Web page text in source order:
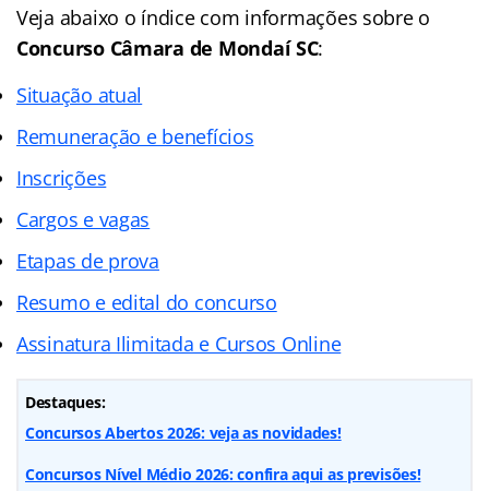
Veja abaixo o índicecom informações sobre o
Concurso Câmara de Mondaí SC:
Situação atual
Remuneração e benefícios
Inscrições
Cargos e vagas
Etapas de prova
Resumo e edital do concurso
Assinatura Ilimitada e Cursos Online
Destaques:
Concursos Abertos 2026: veja as novidades!
Concursos Nível Médio 2026: confira aqui as previsões!